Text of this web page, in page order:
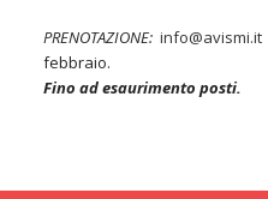
PRENOTAZIONE: info@avismi.it
febbraio.
Fino ad esaurimento posti.